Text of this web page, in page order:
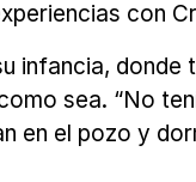
con
infancia,
sea. “No
en el pozo y